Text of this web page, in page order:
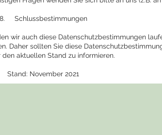
8. Schlussbestimmungen
wir auch diese Datenschutzbestimmungen
Daher sollten Sie diese
den aktuellen Stand zu informieren.
Stand: November 2021